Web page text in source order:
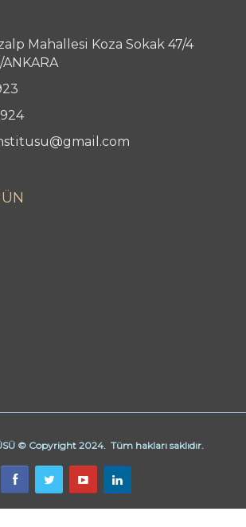
Mahallesi Koza Sokak 47/4
© Copyright 2024. Tüm hakları saklıdır.